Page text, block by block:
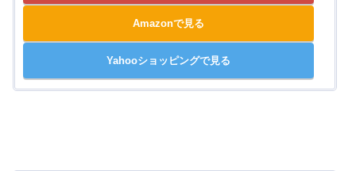
Amazonで見る
Yahooショッピングで見る